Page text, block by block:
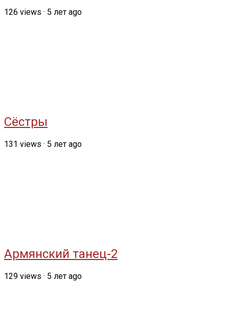
126 views · 5 лет ago
Сёстры
131 views · 5 лет ago
Армянский танец-2
129 views · 5 лет ago